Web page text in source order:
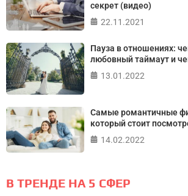
секрет (видео)
22.11.2021
Пауза в отношениях:
любовный таймаут и
13.01.2022
Самые романтичные
который стоит
14.02.2022
В ТРЕНДЕ НА 5 СФЕР